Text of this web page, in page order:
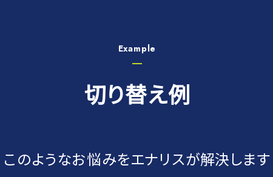
Example
切り替え例​
このようなお悩みをエナリスが解決します